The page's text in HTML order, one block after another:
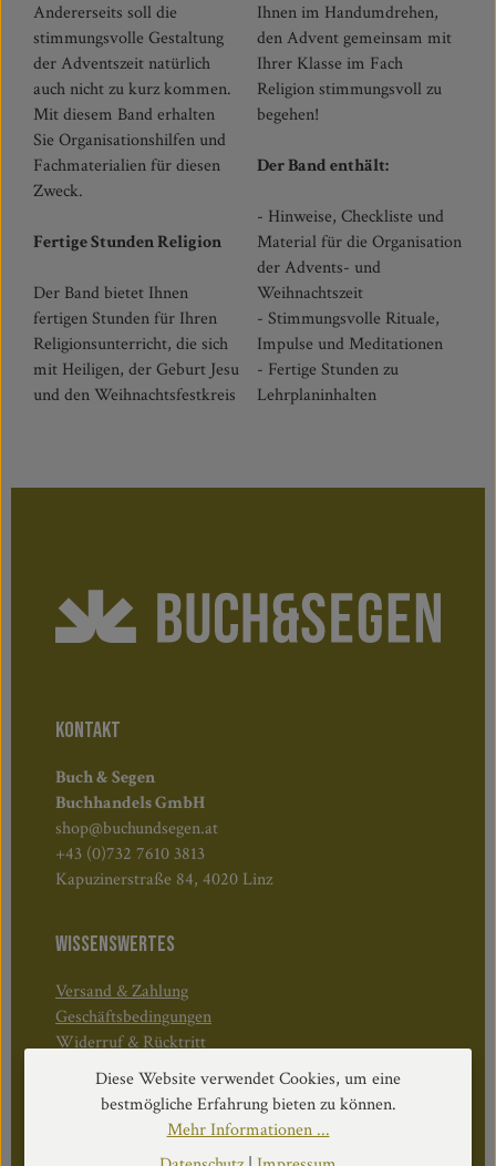
Andererseits soll die
stimmungsvolle Gestaltung
der Adventszeit natürlich
auch nicht zu kurz kommen.
Mit diesem Band erhalten
Sie Organisationshilfen und
Fachmaterialien für diesen
Zweck.
Fertige Stunden Religion
Der Band bietet Ihnen
fertigen Stunden für Ihren
Religionsunterricht, die sich
mit Heiligen, der Geburt Jesu
und den Weihnachtsfestkreis
Ihnen im Handumdrehen,
den Advent gemeinsam mit
Ihrer Klasse im Fach
Religion stimmungsvoll zu
begehen!
Der Band enthält:
- Hinweise, Checkliste und
Material für die Organisation
der Advents- und
Weihnachtszeit
- Stimmungsvolle Rituale,
Impulse und Meditationen
- Fertige Stunden zu
Lehrplaninhalten
KONTAKT
Buch & Segen
Buchhandels GmbH
shop@buchundsegen.at
+43 (0)732 7610 3813
Kapuzinerstraße 84, 4020 Linz
WISSENSWERTES
Versand & Zahlung
Geschäftsbedingungen
Widerruf & Rücktritt
Öffnungszeiten:
Mo–Do: 08:30–17:00 Uhr
Fr: 08:30–12:30 Uhr
Diese Website verwendet Cookies, um eine
bestmögliche Erfahrung bieten zu können.
Mehr Informationen ...